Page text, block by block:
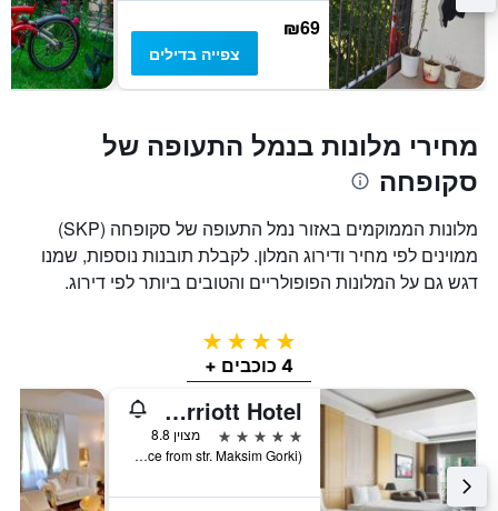
₪69
צפייה בדילים
מחירי מלונות בנמל התעופה של
סקופחה
מלונות הממוקמים באזור נמל התעופה של סקופחה (SKP)
ממוינים לפי מחיר ודירוג המלון. לקבלת תובנות נוספות, שמנו
דגש גם על המלונות הפופולריים והטובים ביותר לפי דירוג.
4 כוכבים
4 כוכבים +
Skopje Marriott Hotel
5 כוכבים
מצוין 8.8
Plostad Makedonija 7(Entrance from str. Maksim Gorki), סקופיה, מקדוניה